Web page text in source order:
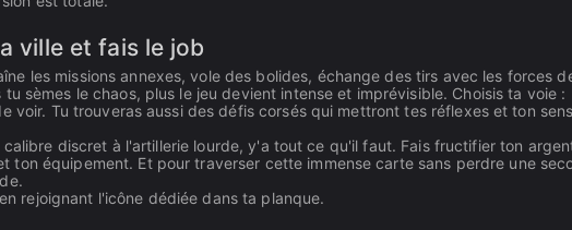
ville et fais le job
les missions annexes, vole des bolides, échange des tirs avec les forces
sèmes le chaos, plus le jeu devient intense et imprévisible. Choisis ta voie :
voir. Tu trouveras aussi des défis corsés qui mettront tes réflexes et ton
discret à l'artillerie lourde, y'a tout ce qu'il faut. Fais fructifier ton
ton équipement. Et pour traverser cette immense carte sans perdre une
rejoignant l'icône dédiée dans ta planque.